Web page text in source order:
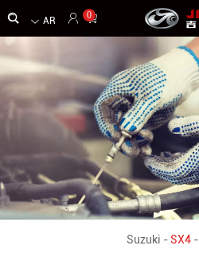
0
AR
-
Suzuki -SX4